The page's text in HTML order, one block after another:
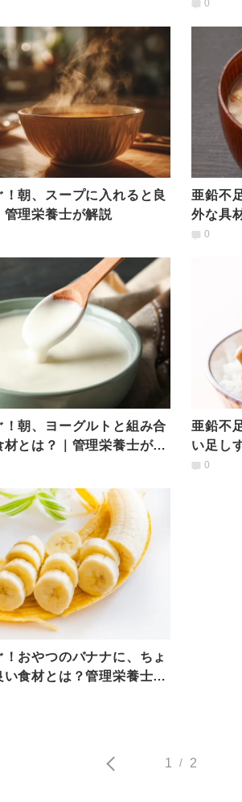
0
朝、スープに入れると良
管理栄養士が解説
亜鉛不
外な具
0
！朝、ヨーグルトと組み合
とは？｜管理栄養士が解
亜鉛不
い足し
解説
0
おやつのバナナに、ちょ
い食材とは？管理栄養士が
1 / 2